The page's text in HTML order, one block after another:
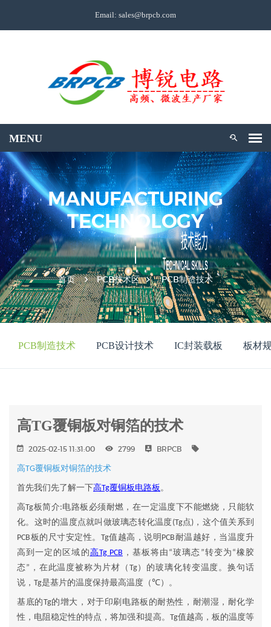
Email: sales@brpcb.com
MANUFACTURING
TECHNOLOGY
首页 PCB技术区 PCB制造技术
PCB制造技术 PCB设计技术 IC封装载板 板材
高TG覆铜板对铜箔的技术
2025-02-15 11:31:00 2799 BRPCB
高TG覆铜板对铜箔的技术
首先我们先了解一下高Tg覆铜板电路板 。
高Tg板简介:电路板必须耐燃，在一定温度下不能燃烧，只能软
化。这时的温度点就叫做玻璃态转化温度(Tg点) ，这个值关系到
PCB板的尺寸安定性。 Tg值越高，说明 PCB 耐温越好，当温度升
高到一定的区域的高Tg PCB ，基板将由 “玻璃态 ”转变为 “橡胶
态” ，在此温度被称为片材（ Tg）的玻璃化转变温度。换句话
说， Tg是基片的温度保持最高温度（℃）。
基底的Tg的增大，对于印刷电路板的耐热性，耐潮湿，耐化学
性，电阻稳定性的特点，将加强和提高。 Tg值越高，板的温度等